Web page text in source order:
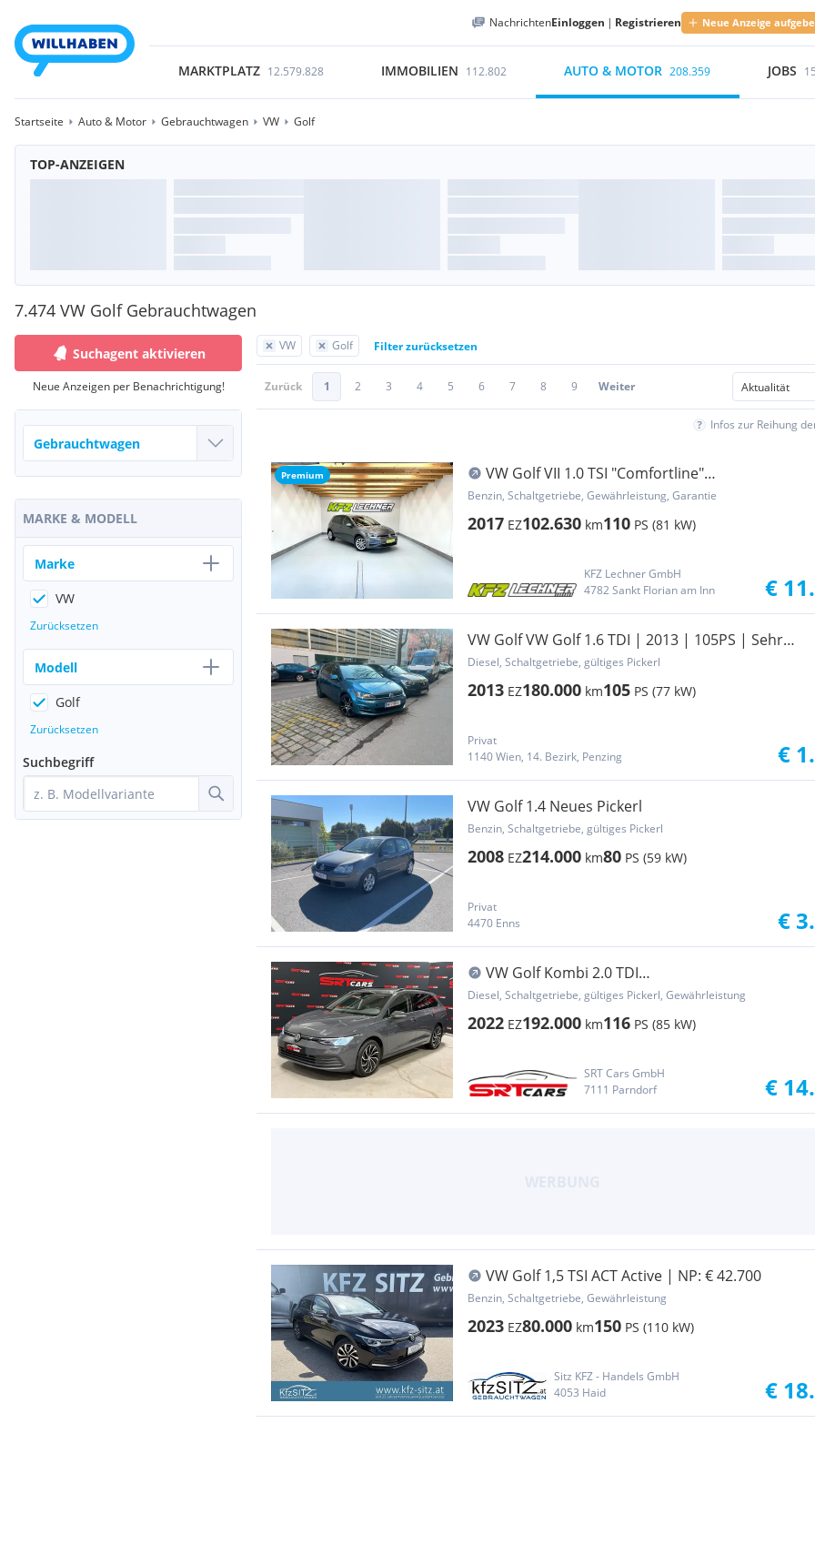
NachrichtenEinloggen | Registrieren Neue Anzeige
MARKTPLATZ 12.579.828 IMMOBILIEN 112.802 AUTO & MOTOR 208.359 JOBS
Startseite Auto & Motor Gebrauchtwagen VW Golf
TOP-ANZEIGEN
7.474 VW Golf Gebrauchtwagen
VW Golf Filter zurücksetzen
Zurück 1 2 3 4 5 6 7 8 9 Weiter
Infos zur Reihung
Premium
VW Golf VII 1.0 TSI "Comfortline"
SITZH*PDC*FREISP...
Benzin, Schaltgetriebe, Gewährleistung, Garantie
2017 EZ102.630 km110 PS (81 kW)
KFZ Lechner GmbH
4782 Sankt Florian am Inn
€
VW Golf VW Golf 1.6 TDI | 2013 | 105PS | Sehr
sparsam | Pi
Diesel, Schaltgetriebe, gültiges Pickerl
2013 EZ180.000 km105 PS (77 kW)
Privat
1140 Wien, 14. Bezirk, Penzing
€
VW Golf 1.4 Neues Pickerl
Benzin, Schaltgetriebe, gültiges Pickerl
2008 EZ214.000 km80 PS (59 kW)
Privat
4470 Enns
€
VW Golf Kombi 2.0 TDI
*Kamera*AHK*ToterWinkel*Keyl...
Diesel, Schaltgetriebe, gültiges Pickerl, Gewährleistung
2022 EZ192.000 km116 PS (85 kW)
SRT Cars GmbH
7111 Parndorf
€
VW Golf 1,5 TSI ACT Active | NP: € 42.700
Benzin, Schaltgetriebe, Gewährleistung
2023 EZ80.000 km150 PS (110 kW)
Sitz KFZ - Handels GmbH
4053 Haid
€
Suchagent aktivieren
Neue Anzeigen per Benachrichtigung!
MARKE & MODELL
Marke
VW
Zurücksetzen
Modell
Golf
Zurücksetzen
Suchbegriff